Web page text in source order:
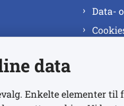
Data-
data
Enkelte elementer